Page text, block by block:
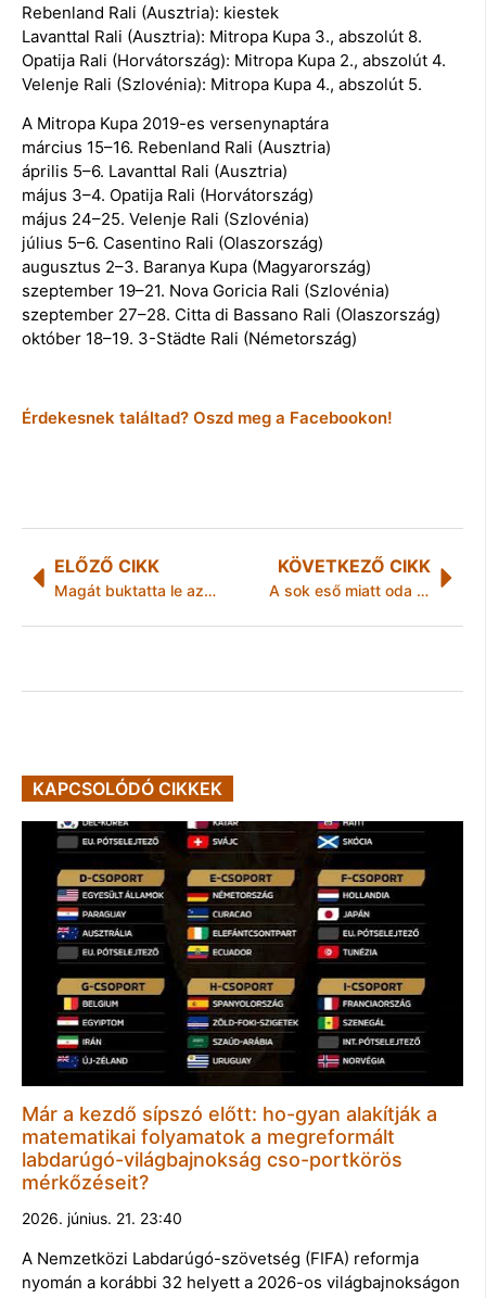
Rebenland Rali (Ausztria): kiestek
Lavanttal Rali (Ausztria): Mitropa Kupa 3., abszolút 8.
Opatija Rali (Horvátország): Mitropa Kupa 2., abszolút 4.
Velenje Rali (Szlovénia): Mitropa Kupa 4., abszolút 5.
A Mitropa Kupa 2019-es versenynaptára
március 15–16. Rebenland Rali (Ausztria)
április 5–6. Lavanttal Rali (Ausztria)
május 3–4. Opatija Rali (Horvátország)
május 24–25. Velenje Rali (Szlovénia)
július 5–6. Casentino Rali (Olaszország)
augusztus 2–3. Baranya Kupa (Magyarország)
szeptember 19–21. Nova Goricia Rali (Szlovénia)
szeptember 27–28. Citta di Bassano Rali (Olaszország)
október 18–19. 3-Städte Rali (Németország)
Érdekesnek találtad? Oszd meg a Facebookon!
ELŐZŐ CIKK
Magát buktatta le az ittas sofőr
KÖVETKEZŐ CIKK
A sok eső miatt oda kell figyelni a növényvédelemre!
KAPCSOLÓDÓ CIKKEK
Már a kezdő sípszó előtt: ho-gyan alakítják a
matematikai folyamatok a megreformált
labdarúgó-világbajnokság cso-portkörös
mérkőzéseit?
2026. június. 21. 23:40
A Nemzetközi Labdarúgó-szövetség (FIFA) reformja
nyomán a korábbi 32 helyett a 2026-os világbajnokságon